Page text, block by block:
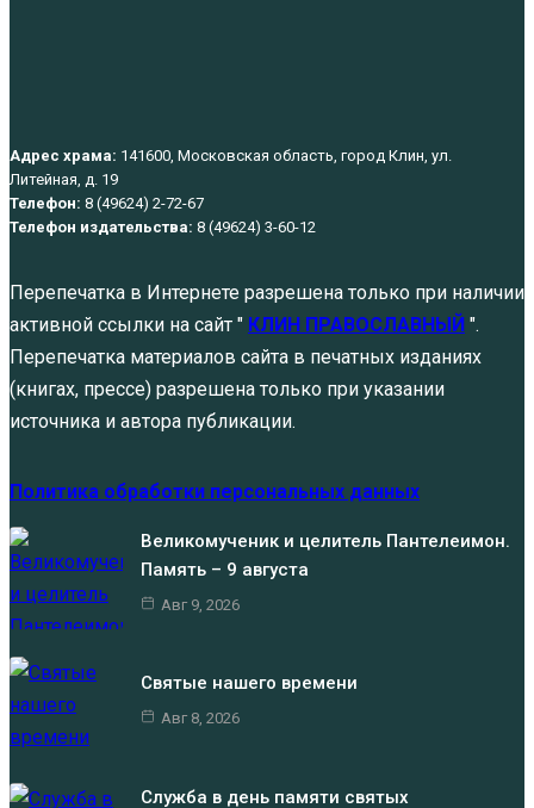
Адрес храма: 141600, Московская область, город Клин, ул.
Литейная, д. 19
Телефон: 8 (49624) 2-72-67
Телефон издательства: 8 (49624) 3-60-12
Перепечатка в Интернете разрешена только при наличии
активной ссылки на сайт " КЛИН ПРАВОСЛАВНЫЙ ".
Перепечатка материалов сайта в печатных изданиях
(книгах, прессе) разрешена только при указании
источника и автора публикации.
Политика обработки персональных данных
Великомученик и целитель Пантелеимон.
Память – 9 августа
Авг 9, 2026
Святые нашего времени
Авг 8, 2026
Служба в день памяти святых